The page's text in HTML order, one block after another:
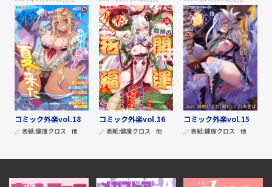
コミック外楽vol.18
表紙:健康クロス 他
コミック外楽vol.16
表紙:健康クロス 他
コミック外楽vol.15
表紙:健康クロス 他